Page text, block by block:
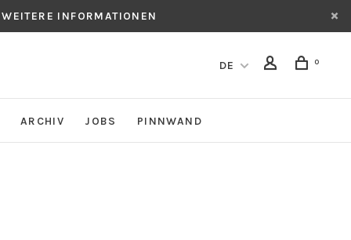
INFORMATIONEN
DE 0
ARCHIV JOBS PINNWAND